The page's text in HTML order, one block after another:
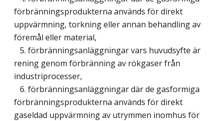
förbränningsprodukterna används för direkt
uppvärmning, torkning eller annan behandling av
föremål eller material,
5. förbränningsanläggningar vars huvudsyfte är
rening genom förbränning av rökgaser från
industriprocesser,
6. förbränningsanläggningar där de gasformiga
förbränningsprodukterna används för direkt
gaseldad uppvärmning av utrymmen inomhus för